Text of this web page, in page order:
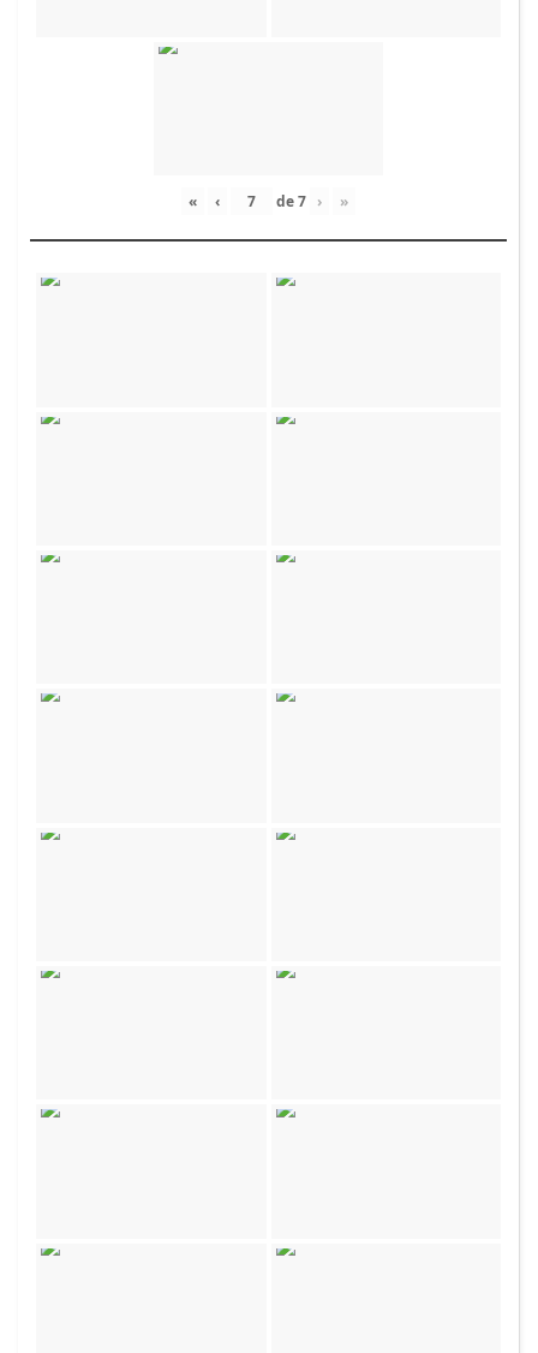
« ‹ de7 › »